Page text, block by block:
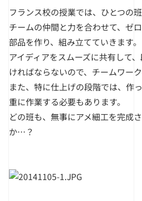
フランス校の授業では、ひとつの
チームの仲間と力を合わせて、ゼ
部品を作り、組み立てていきます。
アイディアをスムーズに共有して
ければならないので、チームワー
また、特に仕上げの段階では、作
重に作業する必要もあります。
どの班も、無事にアメ細工を完成
か…？